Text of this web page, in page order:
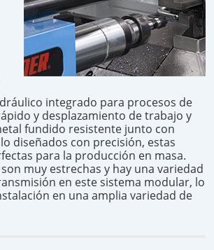
integrado para procesos de
y desplazamiento de trabajo y
fundido resistente junto con
diseñados con precisión, estas
para la producción en masa.
muy estrechas y hay una variedad
en este sistema modular, lo
en una amplia variedad de